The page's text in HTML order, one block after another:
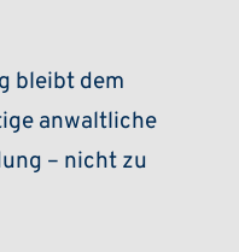
bleibt dem
anwaltliche
– nicht zu